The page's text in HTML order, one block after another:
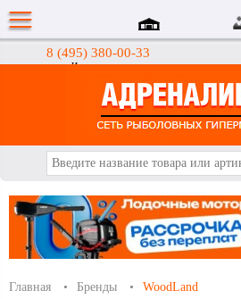
8 (495) 380-00-33
Интернет-магазин
Главная Бренды WoodLand